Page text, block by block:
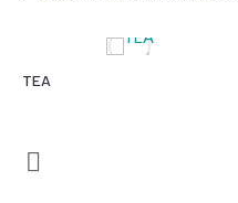
TEA